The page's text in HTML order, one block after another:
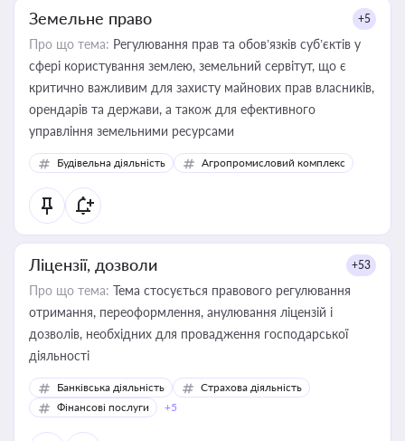
Земельне право +5
Про що тема: Регулювання прав та обов’язків суб’єктів у
сфері користування землею, земельний сервітут, що є
критично важливим для захисту майнових прав власників,
орендарів та держави, а також для ефективного
управління земельними ресурсами
Будівельна діяльність Агропромисловий комплекс
Ліцензії, дозволи +53
Про що тема: Тема стосується правового регулювання
отримання, переоформлення, анулювання ліцензій і
дозволів, необхідних для провадження господарської
діяльності
Банківська діяльність
Страхова діяльність
Фінансові послуги
+5